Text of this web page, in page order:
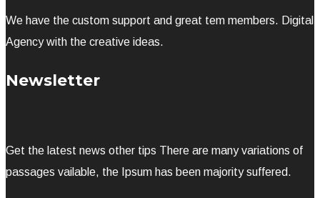
We have the custom support and great tem members. Digital
Agency with the creative ideas.
Newsletter
Get the latest news other tips There are many variations of
passages vailable, the Ipsum has been majority suffered.